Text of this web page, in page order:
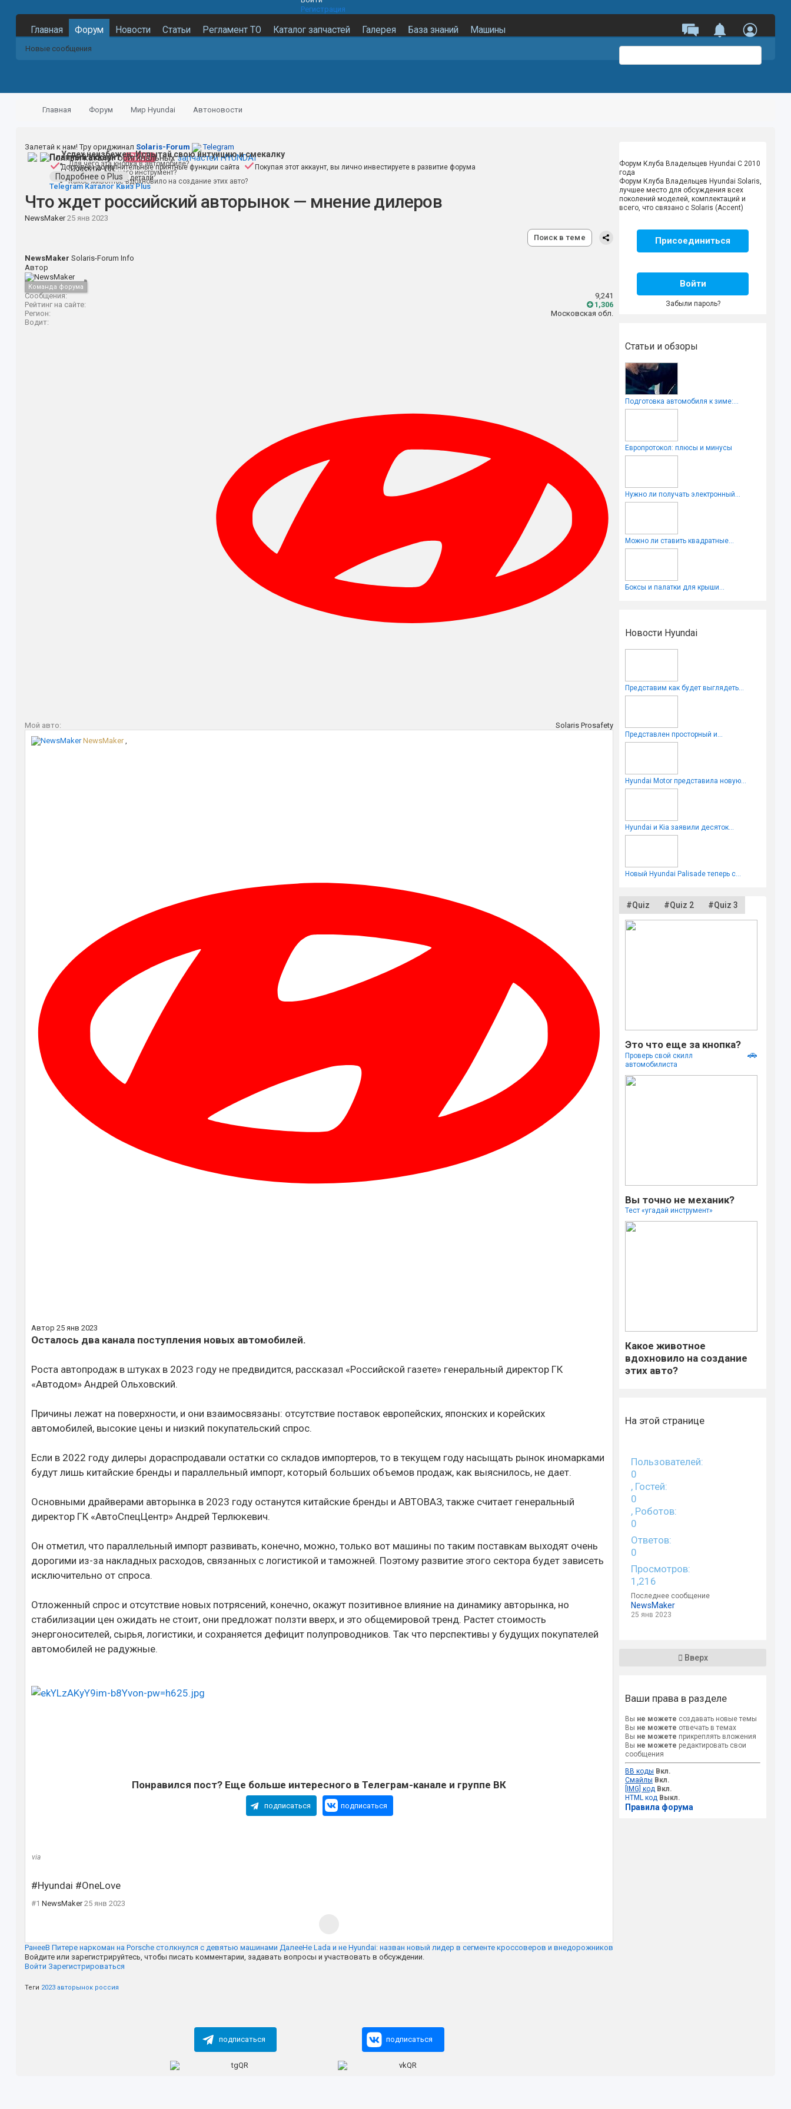
Регистрация
Главная Форум
Новые сообщения
Новости Статьи Регламент ТО Каталог запчастей Галерея База знаний Машины
Главная Форум Мир Hyundai Автоновости
Залетай к нам! Тру ориджинал Solaris-Forum Telegram
Полный каталог оригинальныхзапчастей HYUNDAI
Поиск по VIN
Поиск по номеру детали
Успех неизбежен. Испытай свою интуицию и смекалку
Для чего эта кнопка в автомобиле?
Угадаешь для чего инструмент?
Какое животное вдохновило на создание этих авто?
Платный аккаунт PLUS
Доступны дополнительные приятные функции сайта Покупая этот аккаунт, вы лично инвестируете в развитие форума
Подробнее о Plus
Telegram Каталог Квиз Plus
Что ждет российский авторынок — мнение дилеров
NewsMaker 25 янв 2023
Поиск в теме
NewsMaker Solaris-Forum Info
Автор
Команда форума
Сообщения:
9,241
Рейтинг на сайте:
1,306
Регион:
Московская обл.
Водит:
Мой авто:
Solaris Prosafety
NewsMaker ,
Автор 25 янв 2023
Осталось два канала поступления новых автомобилей.
Роста автопродаж в штуках в 2023 году не предвидится, рассказал «Российской газете» генеральный директор ГК
«Автодом» Андрей Ольховский.
Причины лежат на поверхности, и они взаимосвязаны: отсутствие поставок европейских, японских и корейских
автомобилей, высокие цены и низкий покупательский спрос.
Если в 2022 году дилеры дораспродавали остатки со складов импортеров, то в текущем году насыщать рынок иномарками
будут лишь китайские бренды и параллельный импорт, который больших объемов продаж, как выяснилось, не дает.
Основными драйверами авторынка в 2023 году останутся китайские бренды и АВТОВАЗ, также считает генеральный
директор ГК «АвтоСпецЦентр» Андрей Терлюкевич.
Он отметил, что параллельный импорт развивать, конечно, можно, только вот машины по таким поставкам выходят очень
дорогими из-за накладных расходов, связанных с логистикой и таможней. Поэтому развитие этого сектора будет зависеть
исключительно от спроса.
Отложенный спрос и отсутствие новых потрясений, конечно, окажут позитивное влияние на динамику авторынка, но
стабилизации цен ожидать не стоит, они предложат ползти вверх, и это общемировой тренд. Растет стоимость
энергоносителей, сырья, логистики, и сохраняется дефицит полупроводников. Так что перспективы у будущих покупателей
автомобилей не радужные.
Понравился пост? Еще больше интересного в Телеграм-канале и группе ВК
подписаться подписаться
via
#Hyundai #OneLove
#1 NewsMaker 25 янв 2023
РанееВ Питере наркоман на Porsche столкнулся с девятью машинами ДалееНе Lada и не Hyundai: назван новый лидер в сегменте кроссоверов и внедорожников
Войдите или зарегистрируйтесь, чтобы писать комментарии, задавать вопросы и участвовать в обсуждении.
Войти Зарегистрироваться
Теги 2023 авторынок россия
подписаться подписаться
Форум Клуба Владельцев Hyundai С 2010
года
Форум Клуба Владельцев Hyundai Solaris,
лучшее место для обсуждения всех
поколений моделей, комплектаций и
всего, что связано с Solaris (Accent)
Присоединиться
Войти
Забыли пароль?
Статьи и обзоры
Подготовка автомобиля к зиме:...
Европротокол: плюсы и минусы
Нужно ли получать электронный...
Можно ли ставить квадратные...
Боксы и палатки для крыши...
Новости Hyundai
Представим как будет выглядеть...
Представлен просторный и...
Hyundai Motor представила новую...
Hyundai и Kia заявили десяток...
Новый Hyundai Palisade теперь с...
#Quiz #Quiz 2 #Quiz 3
Это что еще за кнопка?
Проверь свой скилл
автомобилиста
🚗
Вы точно не механик?
Тест «угадай инструмент»
Какое животное
вдохновило на создание
этих авто?
На этой странице
Пользователей:
0
, Гостей:
0
, Роботов:
0
Ответов:
0
Просмотров:
1,216
Последнее сообщение
NewsMaker
25 янв 2023
Вверх
Ваши права в разделе
Вы не можете создавать новые темы
Вы не можете отвечать в темах
Вы не можете прикреплять вложения
Вы не можете редактировать свои
сообщения
BB коды Вкл.
Смайлы Вкл.
[IMG] код Вкл.
HTML код Выкл.
Правила форума